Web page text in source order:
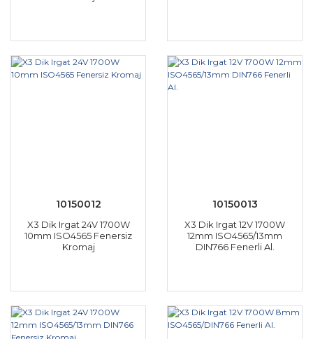
10150012
X3 Dik Irgat 24V 1700W
10mm ISO4565 Fenersiz
Kromaj
10150013
X3 Dik Irgat 12V 1700W
12mm ISO4565/13mm
DIN766 Fenerli Al.